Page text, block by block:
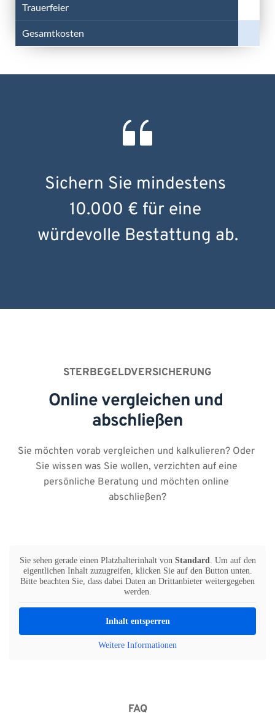
Trauerfeier
Gesamtkosten
Sichern Sie mindestens
10.000 € für eine
würdevolle Bestattung ab.
STERBEGELDVERSICHERUNG
Online vergleichen und
abschließen
Sie möchten vorab vergleichen und kalkulieren? Oder
Sie wissen was Sie wollen, verzichten auf eine
persönliche Beratung und möchten online
abschließen?
Sie sehen gerade einen Platzhalterinhalt von Standard
. Um auf den
eigentlichen Inhalt zuzugreifen, klicken Sie auf den Button unten.
Bitte beachten Sie, dass dabei Daten an Drittanbieter weitergegeben
werden.
Inhalt entsperren
Weitere Informationen
FAQ